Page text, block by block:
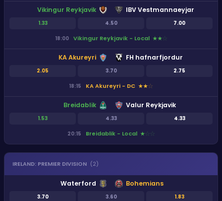
Vikingur Reykjavik
1.33 4.50 7.00
IBV Vestmannaeyjar
18:00 Vikingur Reykjavik - Local ★★★
KA Akureyri
2.05 3.70 2.75
FH hafnarfjordur
18:15 KA Akureyri - DC ★★★
Breidablik
1.53 4.33 4.33
Valur Reykjavik
20:15 Breidablik - Local ★★★
IRELAND: PREMIER DIVISION (2)
Waterford
3.70 3.60 1.83
Bohemians